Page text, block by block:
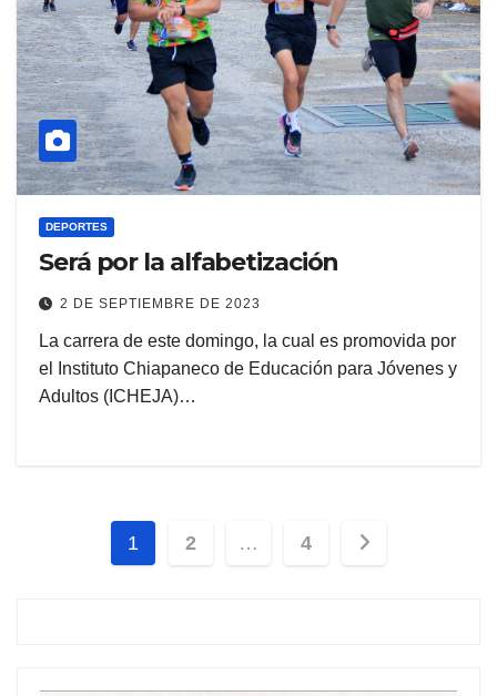
DEPORTES
Será por la alfabetización
2 DE SEPTIEMBRE DE 2023
La carrera de este domingo, la cual es promovida por
el Instituto Chiapaneco de Educación para Jóvenes y
Adultos (ICHEJA)…
Paginación
1 2 … 4